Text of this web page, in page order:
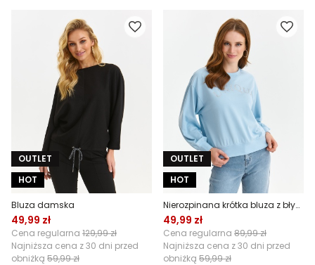
OUTLET
HOT
Bluza damska
49,99 zł
Cena regularna 129,99 zł
Najniższa cena z 30 dni przed
obniżką 59,99 zł
OUTLET
HOT
Nierozpinana krótka bluza z błyyszczącym napisem
49,99 zł
Cena regularna 89,99 zł
Najniższa cena z 30 dni przed
obniżką 59,99 zł